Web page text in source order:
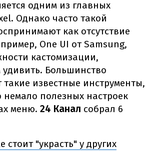
одним из главных
Однако часто такой
как отсутствие
One UI от Samsung,
кастомизации,
Большинство
известные инструменты,
немало полезных настроек
меню. 24 Канал собрал 6
стоит "украсть" у других